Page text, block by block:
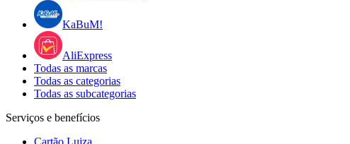
KaBuM!
AliExpress
Todas as marcas
Todas as categorias
Todas as subcategorias
Serviços e benefícios
Cartão Luiza